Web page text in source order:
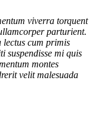
viverra torquent
parturient.
lectus cum primis
suspendisse mi quis
montes
velit malesuada